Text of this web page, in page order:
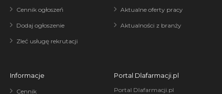
Cennik ogłoszeń
Dodaj ogłoszenie
Zleć usługę rekrutacji
Aktualne oferty pracy
Aktualności z branży
Informacje
Cennik
Portal Dlafarmacji.pl
Portal Dlafarmacji.pl